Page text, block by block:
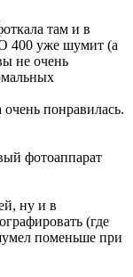
там и в
400 уже шумит (а
не очень
понравилась.
фотоаппарат
ну и в
(где
поменьше при